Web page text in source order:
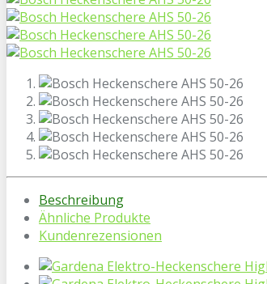
Beschreibung
Ähnliche Produkte
Kundenrezensionen